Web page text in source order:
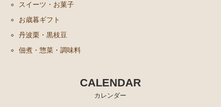
スイーツ・お菓子
お歳暮ギフト
丹波栗・黒枝豆
佃煮・惣菜・調味料
CALENDAR
カレンダー